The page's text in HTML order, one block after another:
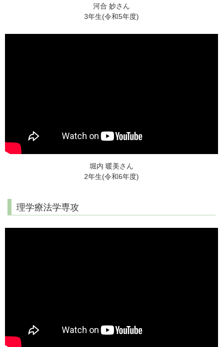
河合 妙さん
3年生(令和5年度)
堀内 暖美さん
2年生(令和6年度)
理学療法学専攻